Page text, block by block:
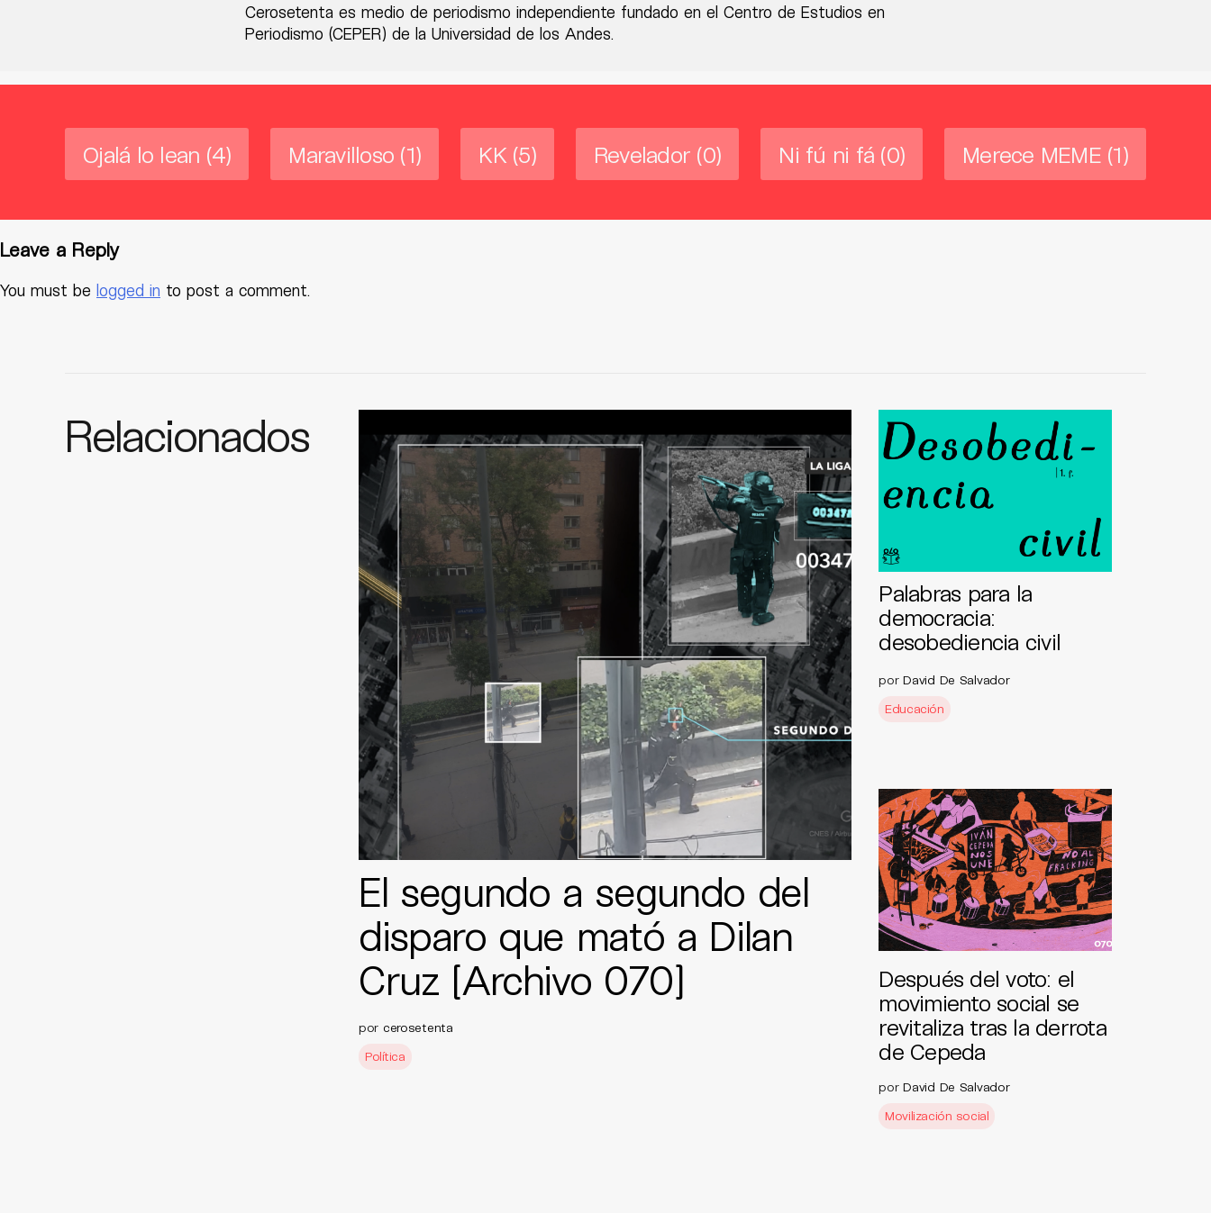
Cerosetenta es medio de periodismo independiente fundado en el Centro de Estudios en
Periodismo (CEPER) de la Universidad de los Andes.
Ojalá lo lean (4) Maravilloso (1) KK (5) Revelador (0) Ni fú ni fá (0) Merece MEME (1)
Leave a Reply
You must be logged in to post a comment.
Relacionados
El segundo a segundo del
disparo que mató a Dilan
Cruz [Archivo 070]
por cerosetenta
Política
Palabras para la
democracia:
desobediencia civil
porDavid De Salvador
Educación
Después del voto: el
movimiento social se
revitaliza tras la derrota
de Cepeda
porDavid De Salvador
Movilización social